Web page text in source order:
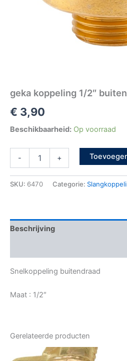
geka koppeling 1/2″
€ 3,90
Beschikbaarheid: Op voorraad
- +
SKU: 6470 Categorie:
Beschrijving
Snelkoppeling buitendraad
Maat : 1/2″
Gerelateerde producten